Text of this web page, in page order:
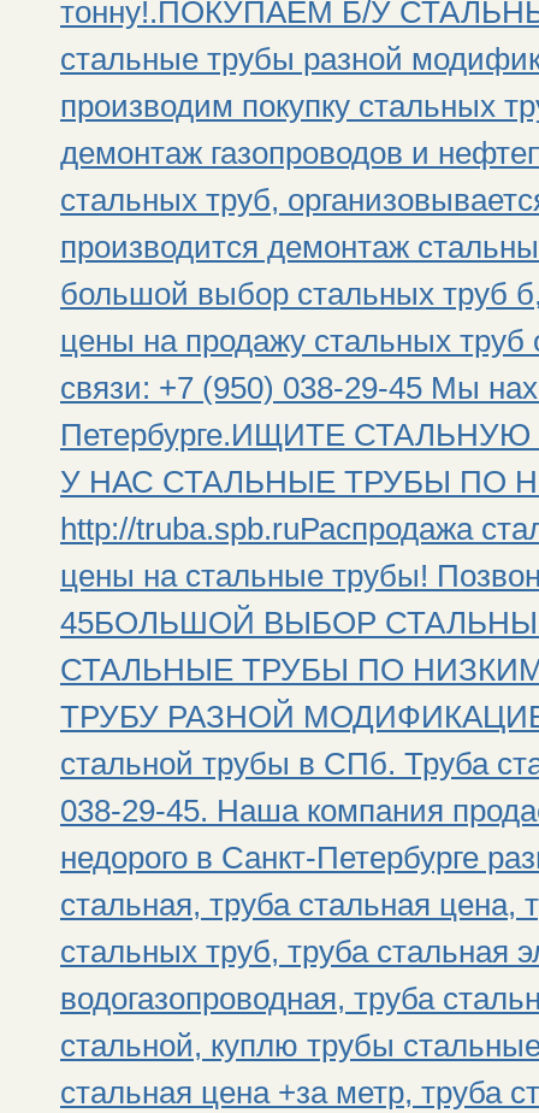
тонну!.ПОКУПАЕМ Б/У
стальные трубы разной
производим покупку стальных
демонтаж газопроводов и
стальных труб,
производится демонтаж
большой выбор стальных труб
цены на продажу стальных труб
связи: +7 (950) 038-29-45 Мы
Петербурге.ИЩИТЕ
У НАС СТАЛЬНЫЕ ТРУБЫ ПО
http://truba.spb.ruРаспродажа
цены на стальные трубы!
45БОЛЬШОЙ ВЫБОР
СТАЛЬНЫЕ ТРУБЫ ПО
ТРУБУ РАЗНОЙ
стальной трубы в СПб. Труба
038-29-45. Наша компания
недорого в Санкт-Петербурге
стальная, труба стальная
стальных труб, труба стальная
водогазопроводная, труба
стальной, куплю трубы
стальная цена +за метр, труба